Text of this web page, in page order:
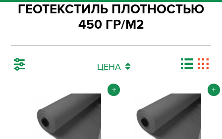
ГЕОТЕКСТИЛЬ ПЛОТНОСТЬЮ
450 ГР/М2
ЦЕНА
+ +